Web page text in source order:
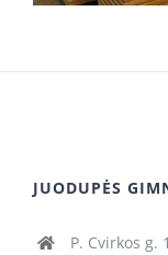
JUODUPĖS
P. Cvirkos g.